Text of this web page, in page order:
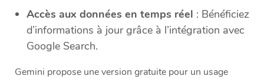
Accès aux données en temps réel : Bénéficiez
d’informations à jour grâce à l’intégration avec
Google Search.
Gemini propose une version gratuite pour un usage